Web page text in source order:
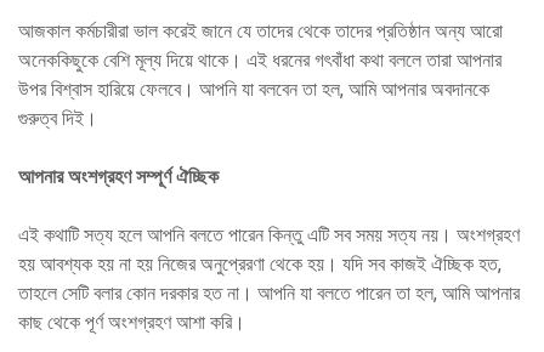
আজকাল কর্মচারীরা ভাল করেই জানে যে তাদের থেকে তাদের প্রতিষ্ঠান অন্য আরো
অনেককিছুকে বেশি মূল্য দিয়ে থাকে। এই ধরনের গৎবাঁধা কথা বললে তারা আপনার
উপর বিশ্বাস হারিয়ে ফেলবে। আপনি যা বলবেন তা হল, আমি আপনার অবদানকে
গুরুত্ব দিই।
আপনার অংশগ্রহণ সম্পূর্ণ ঐচ্ছিক
এই কথাটি সত্য হলে আপনি বলতে পারেন কিন্তু এটি সব সময় সত্য নয়। অংশগ্রহণ
হয় আবশ্যক হয় না হয় নিজের অনুপ্রেরণা থেকে হয়। যদি সব কাজই ঐচ্ছিক হত,
তাহলে সেটি বলার কোন দরকার হত না। আপনি যা বলতে পারেন তা হল, আমি আপনার
কাছ থেকে পূর্ণ অংশগ্রহণ আশা করি।